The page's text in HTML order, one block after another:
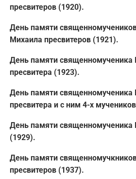
пресвитеров (1920).
День памяти
Михаила пресвитеров (1921).
День памяти священномученика
пресвитера (1923).
День памяти священномученика
пресвитера и с ним 4-х
День памяти священномученика
(1929).
День памяти
пресвитеров (1937).